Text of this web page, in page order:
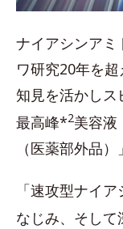
ナイアシンア
ワ研究20年を
知見を活かしス
最高峰*2美容
（医薬部外品
「速攻型ナイ
なじみ、そして